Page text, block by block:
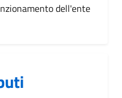
dell'ente